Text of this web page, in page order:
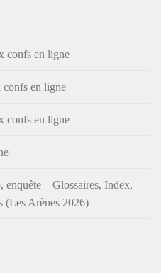
confs en ligne
confs en ligne
confs en ligne
enquête – Glossaires, Index,
(Les Arènes 2026)